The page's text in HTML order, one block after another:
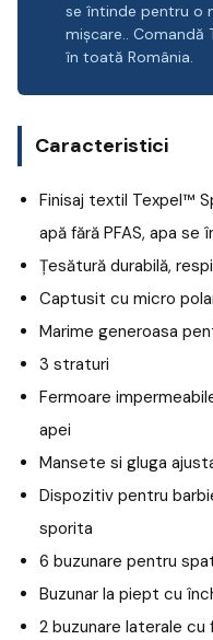
se întinde pentru o
mișcare.. Comandă
în toată România.
Caracteristici
Finisaj textil Texpel™
apă fără PFAS, apa
Țesătură durabilă,
Captusit cu micro
Marime generoasa
3 straturi
Fermoare
apei
Mansete si gluga
Dispozitiv pentru
sporita
6 buzunare pentru
Buzunar la piept cu
2 buzunare laterale cu